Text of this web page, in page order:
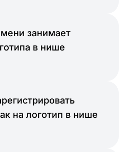
занимает
в нише
на логотип в нише